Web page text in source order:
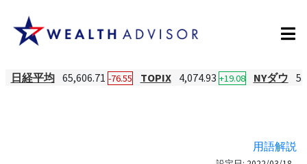
日経平均 65,606.71 -76.55 TOPIX 4,074.93 +19.08 NYダウ
用語解説